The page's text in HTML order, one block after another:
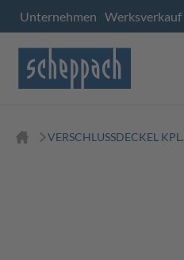
Unternehmen Werksverkauf
VERSCHLUSSDECKEL KPL.